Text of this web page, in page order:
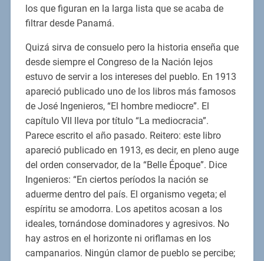
los que figuran en la larga lista que se acaba de
filtrar desde Panamá.
Quizá sirva de consuelo pero la historia enseña que
desde siempre el Congreso de la Nación lejos
estuvo de servir a los intereses del pueblo. En 1913
apareció publicado uno de los libros más famosos
de José Ingenieros, “El hombre mediocre”. El
capítulo VII lleva por título “La mediocracia”.
Parece escrito el año pasado. Reitero: este libro
apareció publicado en 1913, es decir, en pleno auge
del orden conservador, de la “Belle Époque”. Dice
Ingenieros: “En ciertos períodos la nación se
aduerme dentro del país. El organismo vegeta; el
espíritu se amodorra. Los apetitos acosan a los
ideales, tornándose dominadores y agresivos. No
hay astros en el horizonte ni oriflamas en los
campanarios. Ningún clamor de pueblo se percibe;